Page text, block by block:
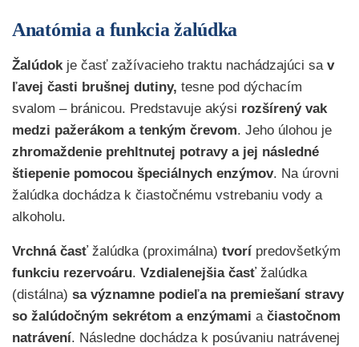
Anatómia a funkcia žalúdka
Žalúdokje časť zažívacieho traktu nachádzajúci sav
ľavej časti brušnej dutiny, tesne pod dýchacím
svalom – bránicou. Predstavuje akýsi rozšírený vak
medzi pažerákom a tenkým črevom. Jeho úlohou je
zhromaždenie prehltnutej potravy a jej následné
štiepenie pomocou špeciálnych enzýmov. Na úrovni
žalúdka dochádza k čiastočnému vstrebaniu vody a
alkoholu.
Vrchná časť žalúdka (proximálna) tvorí predovšetkým
funkciu rezervoáru. Vzdialenejšia časť žalúdka
(distálna) sa významne podieľa na premiešaní stravy
so žalúdočným sekrétom a enzýmami a čiastočnom
natrávení. Následne dochádza k posúvaniu natrávenej